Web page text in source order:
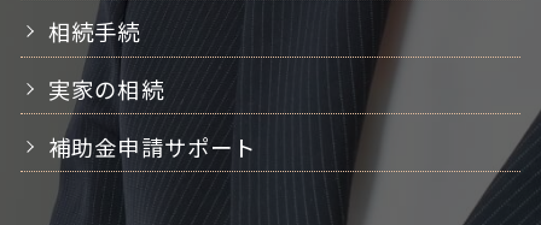
相続手続
実家の相続
補助金申請サポート